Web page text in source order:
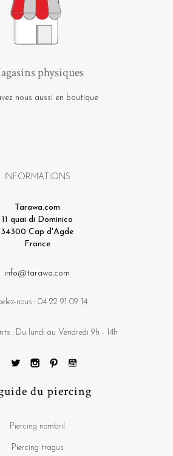
physiques
nous aussi en boutique
INFORMATIONS
Tarawa.com
11 quai di Dominico
34300 Cap d'Agde
France
info@tarawa.com
nous : 04 22 91 09 14
: Du lundi au Vendredi 9h - 14h
du piercing
Piercing nombril
Piercing tragus